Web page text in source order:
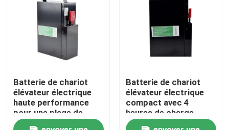
Batterie de chariot
élévateur électrique
haute performance
pour une plage de
température de -20 °C
Batterie de chariot
élévateur électrique
compact avec 4
heures de charge
185*84.5*250mm